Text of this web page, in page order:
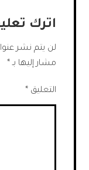
اترك
لن يتم نشر
مشار إليها بـ *
التعليق *